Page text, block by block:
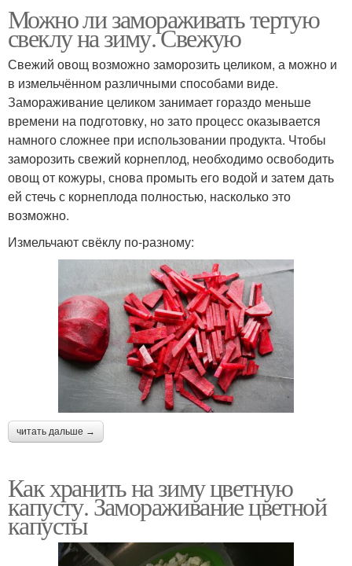
Можно ли замораживать тертую
свеклу на зиму. Свежую
Свежий овощ возможно заморозить целиком, а можно и
в измельчённом различными способами виде.
Замораживание целиком занимает гораздо меньше
времени на подготовку, но зато процесс оказывается
намного сложнее при использовании продукта. Чтобы
заморозить свежий корнеплод, необходимо освободить
овощ от кожуры, снова промыть его водой и затем дать
ей стечь с корнеплода полностью, насколько это
возможно.
Измельчают свёклу по-разному:
читать дальше →
Как хранить на зиму цветную
капусту. Замораживание цветной
капусты